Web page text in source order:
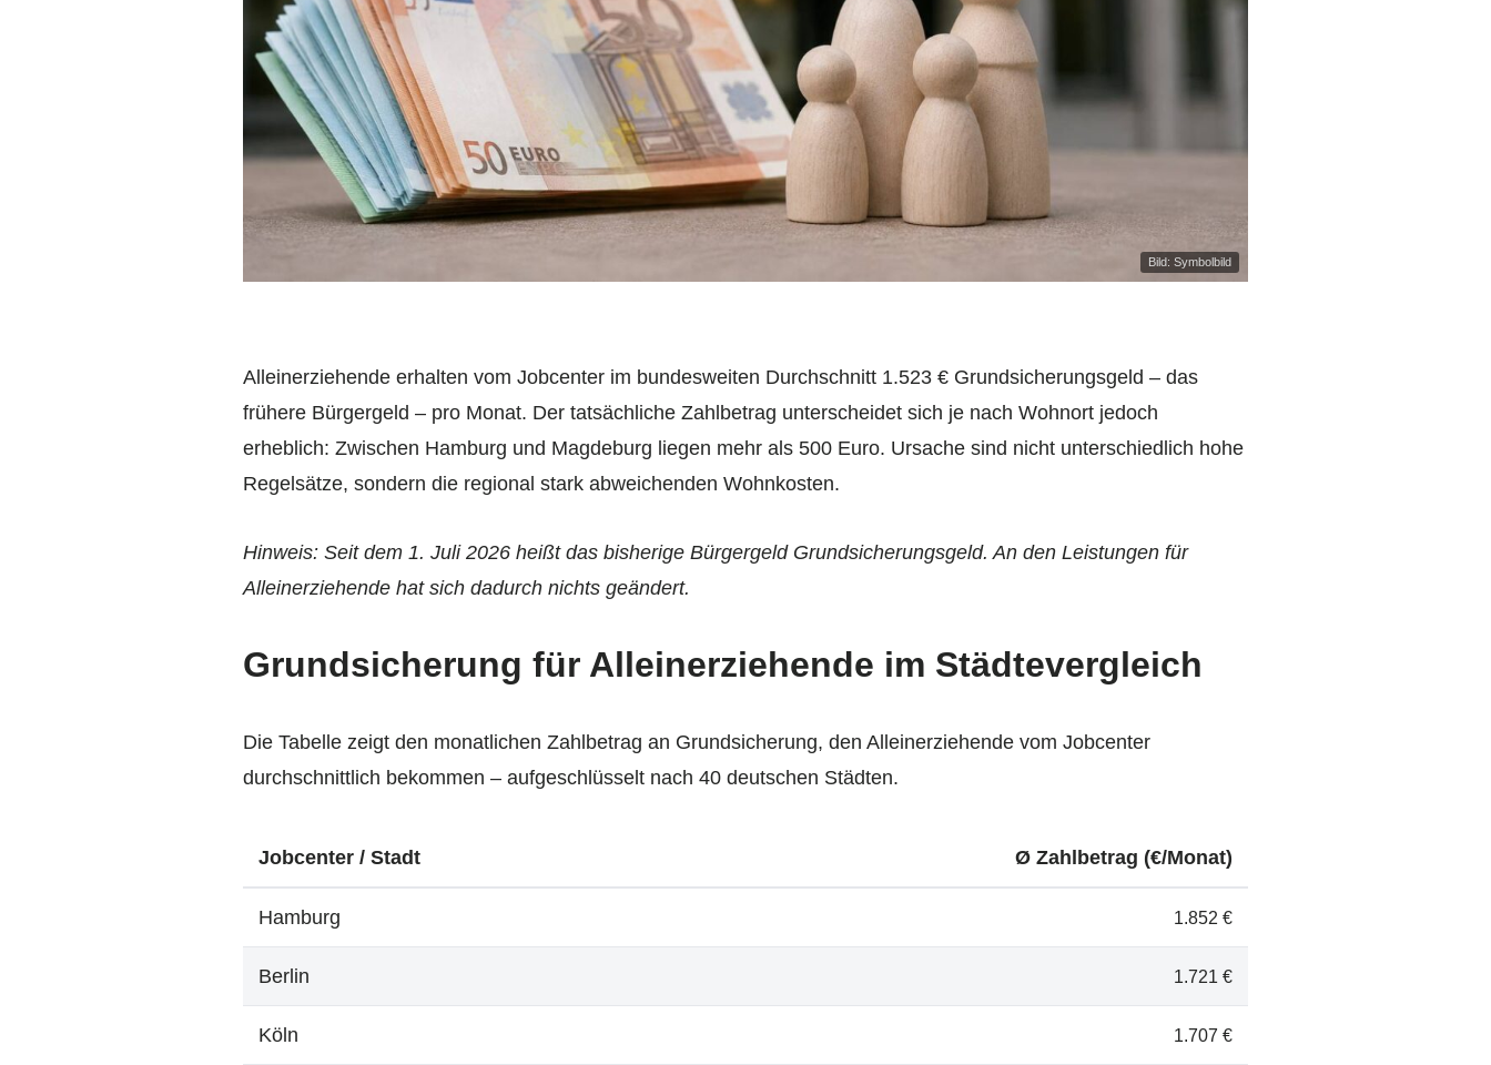
Bild: Symbolbild
Alleinerziehende erhalten vom Jobcenter im bundesweiten Durchschnitt 1.523 € Grundsicherungsgeld – das
frühere Bürgergeld – pro Monat. Der tatsächliche Zahlbetrag unterscheidet sich je nach Wohnort jedoch
erheblich: Zwischen Hamburg und Magdeburg liegen mehr als 500 Euro. Ursache sind nicht unterschiedlich hohe
Regelsätze, sondern die regional stark abweichenden Wohnkosten.
Hinweis: Seit dem 1. Juli 2026 heißt das bisherige Bürgergeld Grundsicherungsgeld. An den Leistungen für
Alleinerziehende hat sich dadurch nichts geändert.
Grundsicherung für Alleinerziehende im Städtevergleich
Die Tabelle zeigt den monatlichen Zahlbetrag an Grundsicherung, den Alleinerziehende vom Jobcenter
durchschnittlich bekommen – aufgeschlüsselt nach 40 deutschen Städten.
Jobcenter / Stadt Ø Zahlbetrag (€/Monat)
Hamburg 1.852 €
Berlin 1.721 €
Köln 1.707 €